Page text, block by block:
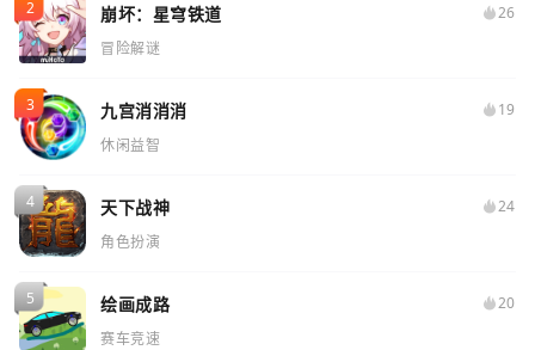
崩坏：星穹铁道
26
冒险解谜
九宫消消消
19
休闲益智
天下战神
24
角色扮演
绘画成路
20
赛车竞速